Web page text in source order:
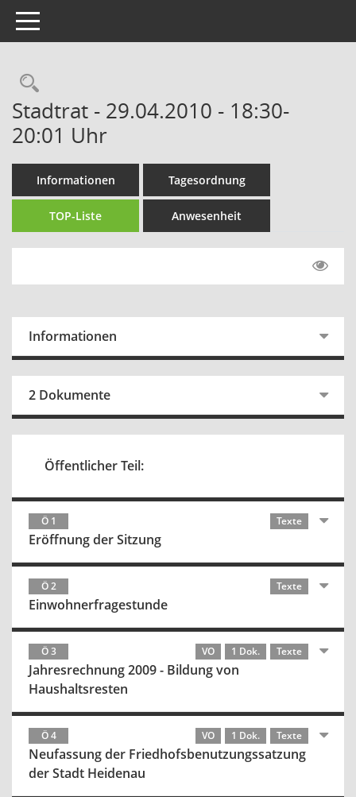
Toggle navigation
Rechercheauswahl
Stadtrat - 29.04.2010 - 18:30-
20:01 Uhr
Informationen Tagesordnung
TOP-Liste Anwesenheit
Informationen
2 Dokumente
Öffentlicher Teil:
Ö 1 Texte
Eröffnung der Sitzung
Ö 2 Texte
Einwohnerfragestunde
Ö 3 VO 1 Dok. Texte
Jahresrechnung 2009 - Bildung von
Haushaltsresten
Ö 4 VO 1 Dok. Texte
Neufassung der Friedhofsbenutzungssatzung
der Stadt Heidenau